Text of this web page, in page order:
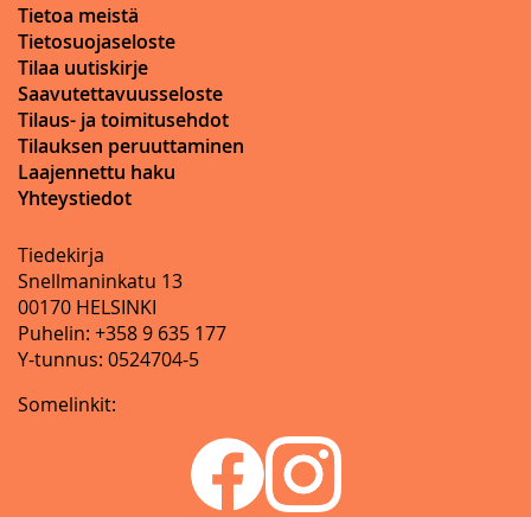
Tietoa meistä
Tietosuojaseloste
Tilaa uutiskirje
Saavutettavuusseloste
Tilaus- ja toimitusehdot
Tilauksen peruuttaminen
Laajennettu haku
Yhteystiedot
Tiedekirja
Snellmaninkatu 13
00170 HELSINKI
Puhelin: +358 9 635 177
Y-tunnus: 0524704-5
Somelinkit: